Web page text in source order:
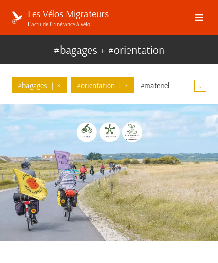
Les Vélos Migrateurs
L’actu de l’itinérance à vélo
#bagages + #orientation
#bagages | × #orientation | × #materiel
#evenements #garmin
↓